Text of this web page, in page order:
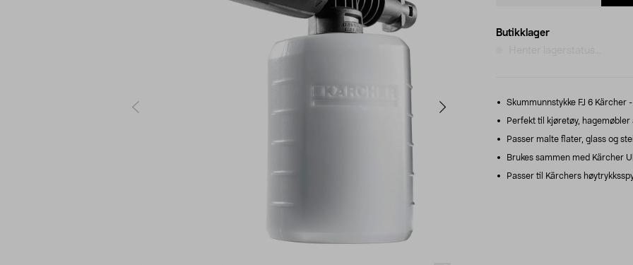
Butikklager
Skummunnstykke FJ 6
Perfekt til kjøretøy,
Passer malte flater, glass og
Brukes sammen med Kärcher
Passer til Kärchers